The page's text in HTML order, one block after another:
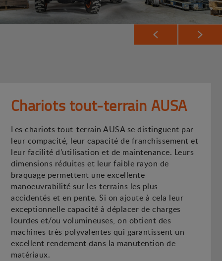
Chariots tout-terrain AUSA
Les chariots tout-terrain AUSA se distinguent par
leur compacité, leur capacité de franchissement et
leur facilité d’utilisation et de maintenance. Leurs
dimensions réduites et leur faible rayon de
braquage permettent une excellente
manoeuvrabilité sur les terrains les plus
accidentés et en pente. Si on ajoute à cela leur
exceptionnelle capacité à déplacer de charges
lourdes et/ou volumineuses, on obtient des
machines très polyvalentes qui garantissent un
excellent rendement dans la manutention de
matériaux.